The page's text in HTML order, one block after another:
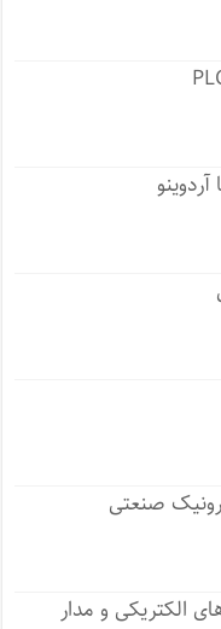
صنعتی
الکتریکی و مدار